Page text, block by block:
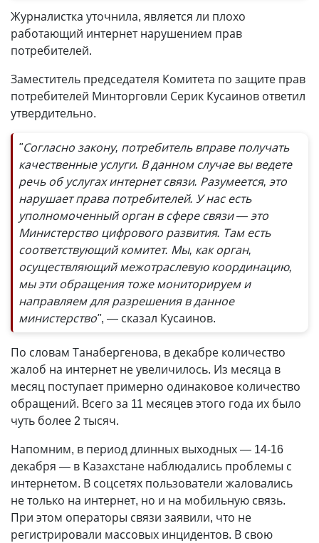
Журналистка уточнила, является ли плохо
работающий интернет нарушением прав
потребителей.
Заместитель председателя Комитета по защите прав
потребителей Минторговли Серик Кусаинов ответил
утвердительно.
"Согласно закону, потребитель вправе получать
качественные услуги. В данном случае вы ведете
речь об услугах интернет связи. Разумеется, это
нарушает права потребителей. У нас есть
уполномоченный орган в сфере связи — это
Министерство цифрового развития. Там есть
соответствующий комитет. Мы, как орган,
осуществляющий межотраслевую координацию,
мы эти обращения тоже мониторируем и
направляем для разрешения в данное
министерство", — сказал Кусаинов.
По словам Танабергенова, в декабре количество
жалоб на интернет не увеличилось. Из месяца в
месяц поступает примерно одинаковое количество
обращений. Всего за 11 месяцев этого года их было
чуть более 2 тысяч.
Напомним, в период длинных выходных — 14-16
декабря — в Казахстане наблюдались проблемы с
интернетом. В соцсетях пользователи жаловались
не только на интернет, но и на мобильную связь.
При этом операторы связи заявили, что не
регистрировали массовых инцидентов. В свою